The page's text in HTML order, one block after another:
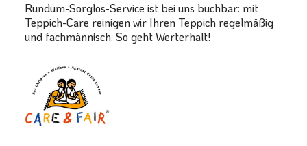
Rundum-Sorglos-Service ist bei uns buchbar: mit
Teppich-Care reinigen wir Ihren Teppich regelmäßig
und fachmännisch. So geht Werterhalt!